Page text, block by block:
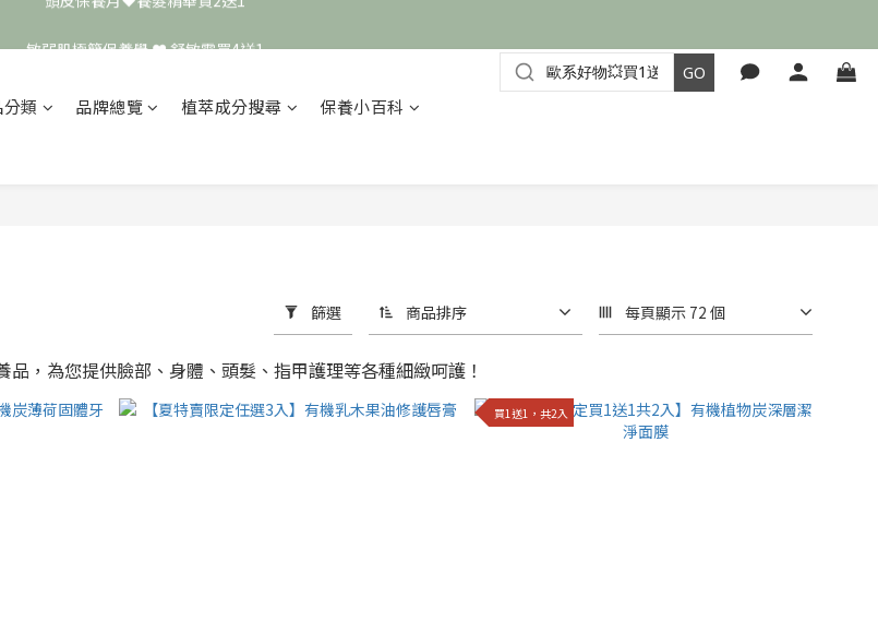
類 品牌總覽 植萃成分搜尋
保養小百科
篩選 商品排序 每頁顯示 72 個
品，為您提供臉部、身體、頭髮、指甲護理等各種細緻呵護！
買1送1，共2入